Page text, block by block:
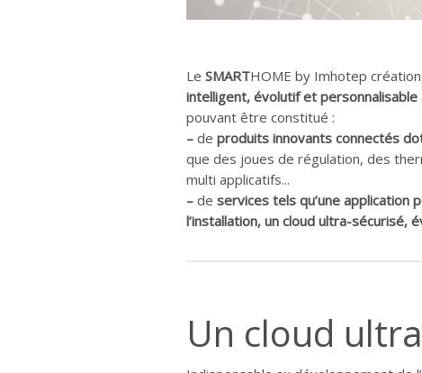
Le SMARTHOME by Imhotep
intelligent, évolutif et personnalisable
pouvant être constitué :
– de produits innovants connectés
que des joues de régulation, des
multi applicatifs...
– de services tels qu’une
l’installation, un cloud ultra-sécurisé,
Un cloud